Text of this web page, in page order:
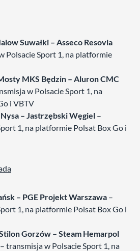
Suwałki – Asseco Resovia
Polsacie Sport 1, na platformie
MKS Będzin – Aluron CMC
w Polsacie Sport 1, na
i VBTV
Nysa – Jastrzębski Węgiel –
1, na platformie Polsat Box Go i
– PGE Projekt Warszawa –
1, na platformie Polsat Box Go i
Gorzów – Steam Hemarpol
– transmisja w Polsacie Sport 1, na